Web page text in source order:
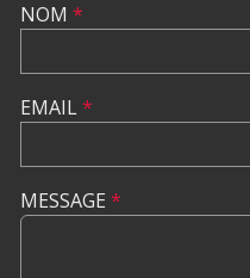
NOM *
EMAIL*
MESSAGE *